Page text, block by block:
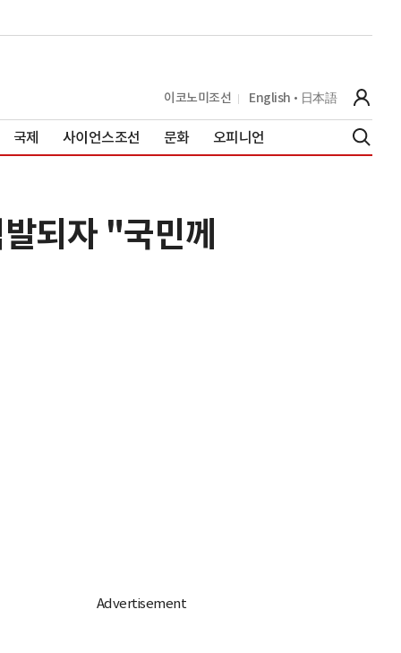
이코노미조선 English 日本語
국제 사이언스조선 문화 오피니언
되자 "국민께